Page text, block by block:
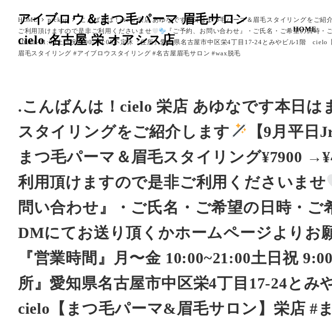
アイブロウ＆まつ毛パーマ 眉毛サロン
cielo 名古屋 栄 オアシス店
HOME
HOME pickup .こんばんは！cielo 栄店 あゆなです本日はまつ毛パーマ＆眉毛スタイリングをご紹
ご利用頂けますので是非ご利用くださいませ
『ご予約、お問い合わせ』・ご氏名・ご希望の日時
10:00~21:00土日祝 9:00~19:00不定休『住所』愛知県名古屋市中区栄4丁目17-24とみやビル1階
眉毛スタイリング #アイブロウスタイリング #名古屋眉毛サロン #wax脱毛
.こんばんは！cielo 栄店 あゆなです本日は
スタイリングをご紹介します
【9月平日
まつ毛パーマ＆眉毛スタイリング¥7900
利用頂けますので是非ご利用くださいませ
問い合わせ』・ご氏名・ご希望の日時・ご
DMにてお送り頂くかホームページよりお
『営業時間』月〜金 10:00~21:00土日祝
所』愛知県名古屋市中区栄4丁目17-24と
cielo【まつ毛パーマ&眉毛サロン】栄店 #